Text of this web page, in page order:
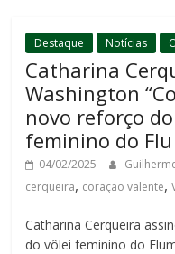
Destaque Notícias
Catharina
Washington
novo reforço
feminino do Flu
04/02/2025
cerqueira, coração valente,
Catharina Cerqueira
do vôlei feminino do